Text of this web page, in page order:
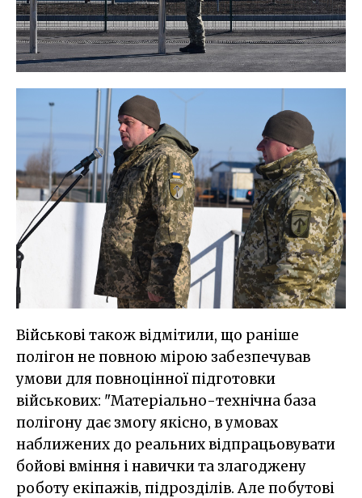
Військові також відмітили, що раніше
полігон не повною мірою забезпечував
умови для повноцінної підготовки
військових: "Матеріально-технічна база
полігону дає змогу якісно, в умовах
наближених до реальних відпрацьовувати
бойові вміння і навички та злагоджену
роботу екіпажів, підрозділів. Але побутові